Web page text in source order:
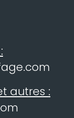
autres :